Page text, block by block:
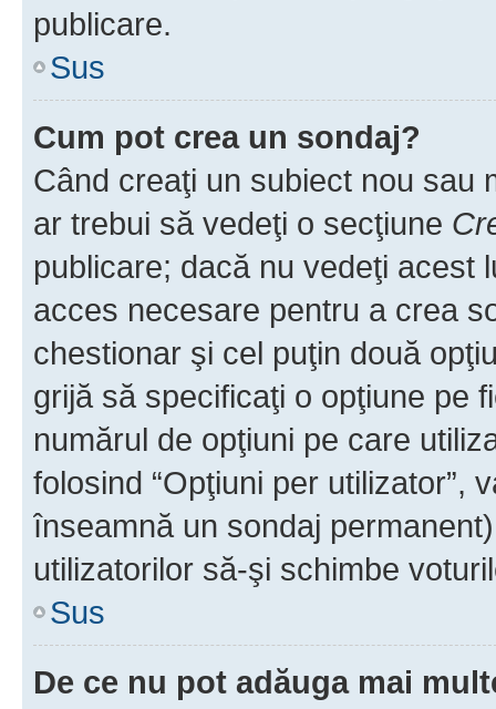
publicare.
Sus
Cum pot crea un sondaj?
Când creaţi un subiect nou sau
ar trebui să vedeţi o secţiune
publicare; dacă nu vedeţi acest
acces necesare pentru a crea
chestionar şi cel puţin două
grijă să specificaţi o opţiune pe
numărul de opţiuni pe care
folosind “Opţiuni per utilizator”,
înseamnă un sondaj
utilizatorilor să-şi schimbe
Sus
De ce nu pot adăuga mai